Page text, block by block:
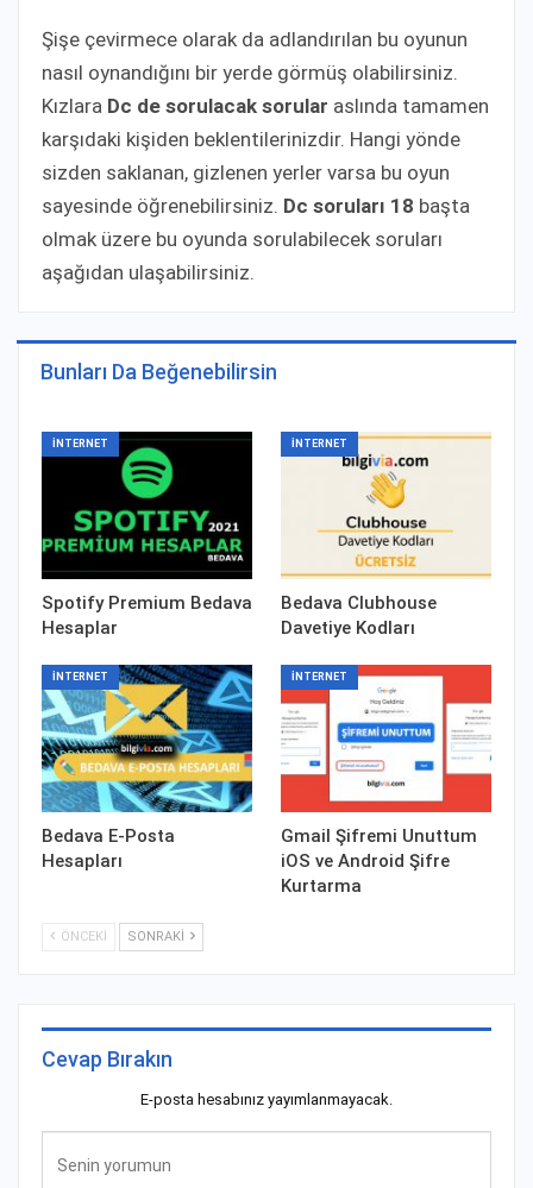
Şişe çevirmece olarak da adlandırılan bu oyunun
nasıl oynandığını bir yerde görmüş olabilirsiniz.
Kızlara Dc de sorulacak sorular aslında tamamen
karşıdaki kişiden beklentilerinizdir. Hangi yönde
sizden saklanan, gizlenen yerler varsa bu oyun
sayesinde öğrenebilirsiniz. Dc soruları 18 başta
olmak üzere bu oyunda sorulabilecek soruları
aşağıdan ulaşabilirsiniz.
Bunları Da Beğenebilirsin
İNTERNET
Spotify Premium Bedava
Hesaplar
İNTERNET
Bedava Clubhouse
Davetiye Kodları
İNTERNET
Bedava E-Posta
Hesapları
İNTERNET
Gmail Şifremi Unuttum
iOS ve Android Şifre
Kurtarma
ÖNCEKI SONRAKI
Cevap Bırakın
E-posta hesabınız yayımlanmayacak.